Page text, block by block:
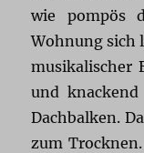
wie pompös
Wohnung sich
musikalischer
und
Dachbalken.
zum